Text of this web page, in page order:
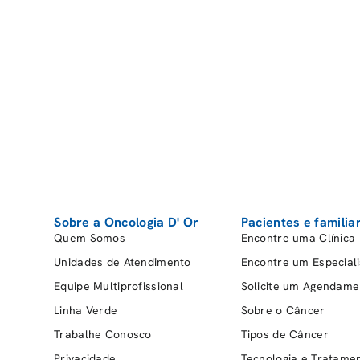
O cabelo deve estar limpo e
cabelos com química, como
costumam ser aceitos, desde que
muito danificados, quebradiços
3. Evite o uso excessivo
Sobre a Oncologia D' Or
Quem Somos
Unidades de Atendimento
Equipe Multiprofissional
Linha Verde
Trabalhe Conosco
Pacientes e
Encontre uma Clínica
Encontre um
Solicite um
Sobre o Câncer
Tipos de Câncer